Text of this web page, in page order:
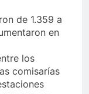
de 1.359 a
en
los
comisarías